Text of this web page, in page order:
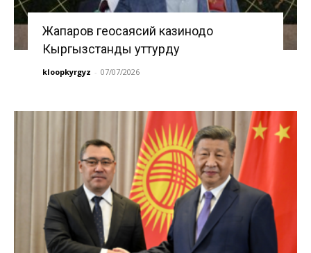
Жапаров геосаясий казинодо
Кыргызстанды уттурду
kloopkyrgyz - 07/07/2026